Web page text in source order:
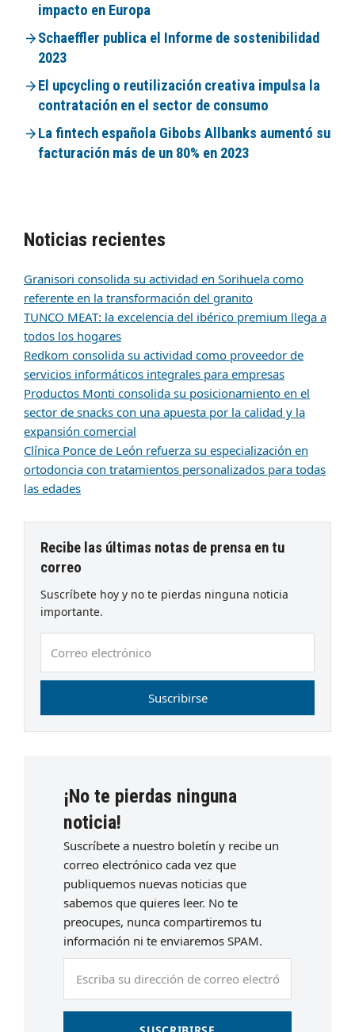
impacto en Europa
Schaeffler publica el Informe de sostenibilidad
2023
El upcycling o reutilización creativa impulsa la
contratación en el sector de consumo
La fintech española Gibobs Allbanks aumentó su
facturación más de un 80% en 2023
Noticias recientes
Granisori consolida su actividad en Sorihuela como
referente en la transformación del granito
TUNCO MEAT: la excelencia del ibérico premium llega a
todos los hogares
Redkom consolida su actividad como proveedor de
servicios informáticos integrales para empresas
Productos Monti consolida su posicionamiento en el
sector de snacks con una apuesta por la calidad y la
expansión comercial
Clínica Ponce de León refuerza su especialización en
ortodoncia con tratamientos personalizados para todas
las edades
Recibe las últimas notas de prensa en tu
correo
Suscríbete hoy y no te pierdas ninguna noticia
importante.
electrónico
Suscribirse
¡No te pierdas ninguna
noticia!
Suscríbete a nuestro boletín y recibe un
correo electrónico cada vez que
publiquemos nuevas noticias que
sabemos que quieres leer. No te
preocupes, nunca compartiremos tu
información ni te enviaremos SPAM.